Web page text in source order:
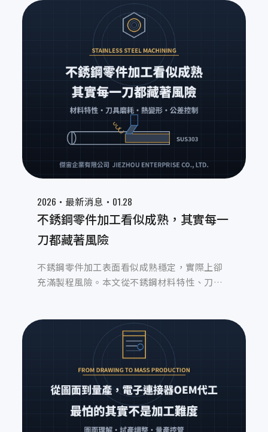
靠度，說明為什麼射頻連接器製造商必須在加
工階段就把風險控制到最低。
2026‧ 最新消息 ‧01.28
不銹鋼零件加工看似成熟，其實每一
刀都藏著風險
不銹鋼零件加工表面看似成熟穩定，實際上卻
充滿製程風險。本文從不銹鋼材料特性、刀具
積，避免良率波動，確保長期量產的穩定與一